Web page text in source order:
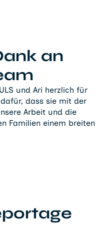
an
und Ari herzlich für
dass sie mit der
Arbeit und die
Familien einem breiten